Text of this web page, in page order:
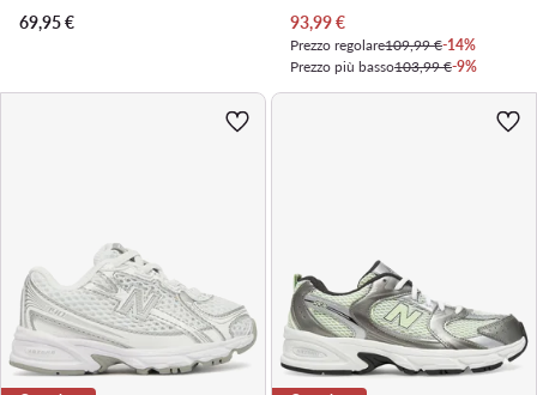
69,95€
Prezzo attuale
93,99€
Prezzo regolare109,99 €-14%
Prezzo più basso103,99 €-9%